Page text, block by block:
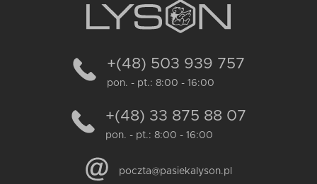
+(48) 503 939 757
pon. - pt.: 8:00 - 16:00
+(48) 33 875 88 07
pon. - pt.: 8:00 - 16:00
poczta@pasiekalyson.pl